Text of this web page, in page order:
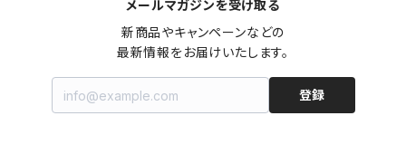
Harness
Pouch
メールマガジンを受け取る
新商品やキャンペーンなどの
最新情報をお届けいたします。
登録